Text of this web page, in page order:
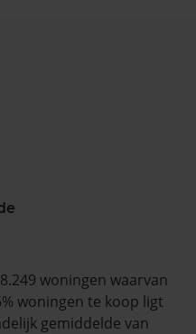
woningen waarvan
woningen te koop ligt
gemiddelde van